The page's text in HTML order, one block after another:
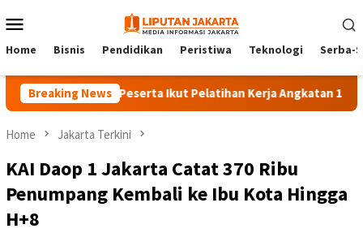
to
Menu
Home Bisnis Pendidikan Peristiwa Teknologi Serba-
Breaking News
140 Peserta Ikut Pelatihan Kerja Angkatan 1 di PPKD
Home Jakarta Terkini
KAI Daop 1 Jakarta Catat 370 Ribu
Penumpang Kembali ke Ibu Kota Hingga
H+8